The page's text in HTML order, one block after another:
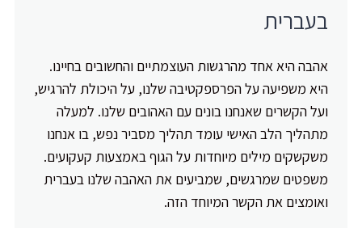
בעברית
אהבה היא אחד מהרגשות העוצמתיים והחשובים בחיינו.
היא משפיעה על הפרספקטיבה שלנו, על היכולת להרגיש,
ועל הקשרים שאנחנו בונים עם האהובים שלנו. למעלה
מתהליך הלב האישי עומד תהליך מסביר נפש, בו אנחנו
משקשקים מילים מיוחדות על הגוף באמצעות קעקועים.
משפטים שמרגשים, שמביעים את האהבה שלנו בעברית
ואומצים את הקשר המיוחד הזה.